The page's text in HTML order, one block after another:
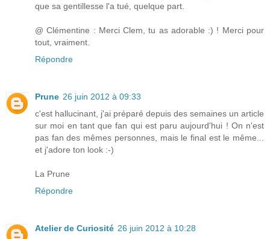
que sa gentillesse l'a tué, quelque part.
@ Clémentine : Merci Clem, tu as adorable :) ! Merci pour
tout, vraiment.
Répondre
Prune 26 juin 2012 à 09:33
c'est hallucinant, j'ai préparé depuis des semaines un article
sur moi en tant que fan qui est paru aujourd'hui ! On n'est
pas fan des mêmes personnes, mais le final est le même...
et j'adore ton look :-)
La Prune
Répondre
Atelier de Curiosité 26 juin 2012 à 10:28